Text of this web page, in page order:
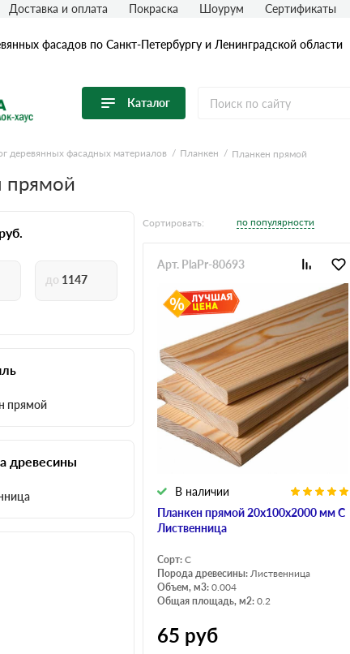
фасадов по Санкт-Петербургу и Ленинградской области
Каталог
каталог
линейки
(блок-хаус)
Доставка и оплата Покраска Шоурум Сертификаты
деревянных фасадных материалов Планкен Планкен прямой
прямой
прямой
древесины
Сортировать: по популярности
Планкен прямой 20х100х2000 мм С
Лиственница
В наличии
Арт. PlaPr-80693
Сорт: С
Порода древесины: Лиственница
Объем, м3: 0.004
Общая площадь, м2: 0.2
65 руб